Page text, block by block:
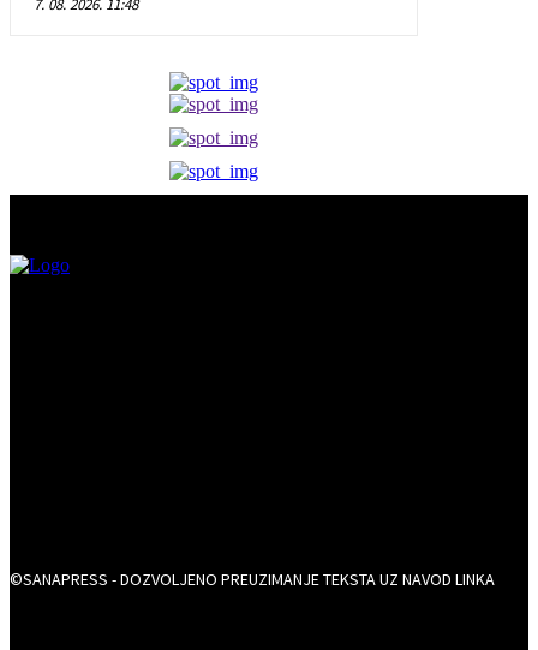
©SANAPRESS - DOZVOLJENO PREUZIMANJE TEKSTA UZ NAVOD LINKA